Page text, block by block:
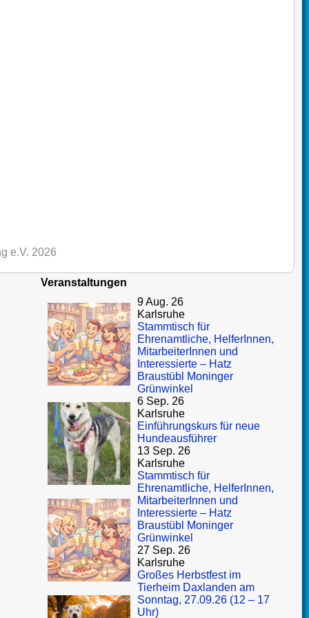
e.V. 2026
Veranstaltungen
9 Aug. 26
Karlsruhe
Stammtisch für
Ehrenamtliche, HelferInnen,
MitarbeiterInnen und
Interessierte – Hatz
Braustübl Moninger
Grünwinkel
6 Sep. 26
Karlsruhe
Einführungskurs für neue
Hundeausführer
13 Sep. 26
Karlsruhe
Stammtisch für
Ehrenamtliche, HelferInnen,
MitarbeiterInnen und
Interessierte – Hatz
Braustübl Moninger
Grünwinkel
27 Sep. 26
Karlsruhe
Großes Herbstfest im
Tierheim Daxlanden am
Sonntag, 27.09.26 (12 – 17
Uhr)